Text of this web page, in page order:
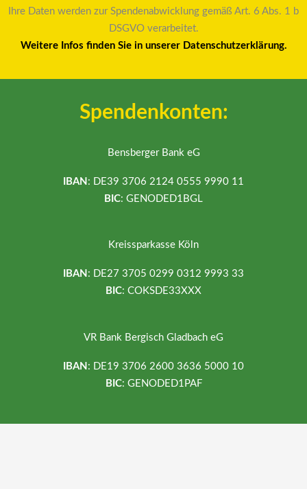
Ihre Daten werden zur Spendenabwicklung gemäß Art. 6 Abs. 1 b
DSGVO verarbeitet.
Weitere Infos finden Sie in unserer Datenschutzerklärung.
Spendenkonten:
Bensberger Bank eG
IBAN : DE39 3706 2124 0555 9990 11
BIC: GENODED1BGL
Kreissparkasse Köln
IBAN : DE27 3705 0299 0312 9993 33
BIC: COKSDE33XXX
VR Bank Bergisch Gladbach eG
IBAN : DE19 3706 2600 3636 5000 10
BIC: GENODED1PAF